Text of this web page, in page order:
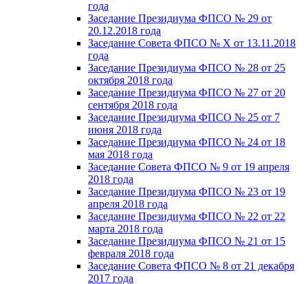
года
Заседание Президиума ФПСО № 29 от
20.12.2018 года
Заседание Совета ФПСО № X от 13.11.2018
года
Заседание Президиума ФПСО № 28 от 25
октября 2018 года
Заседание Президиума ФПСО № 27 от 20
сентября 2018 года
Заседание Президиума ФПСО № 25 от 7
июня 2018 года
Заседание Президиума ФПСО № 24 от 18
мая 2018 года
Заседание Совета ФПСО № 9 от 19 апреля
2018 года
Заседание Президиума ФПСО № 23 от 19
апреля 2018 года
Заседание Президиума ФПСО № 22 от 22
марта 2018 года
Заседание Президиума ФПСО № 21 от 15
февраля 2018 года
Заседание Совета ФПСО № 8 от 21 декабря
2017 года